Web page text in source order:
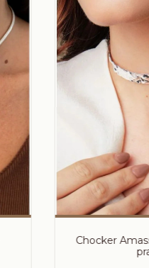
Chocker